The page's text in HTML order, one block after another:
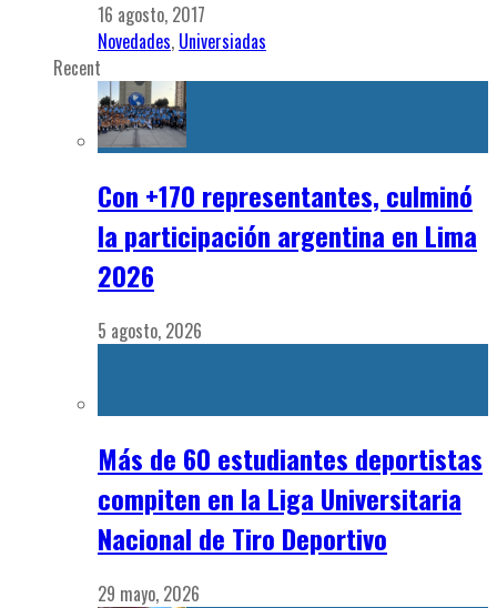
16 agosto, 2017
Novedades, Universiadas
Recent
Con +170 representantes, culminó
la participación argentina en Lima
2026
5 agosto, 2026
Más de 60 estudiantes deportistas
compiten en la Liga Universitaria
Nacional de Tiro Deportivo
29 mayo, 2026